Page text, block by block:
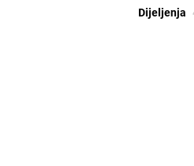
Dijeljenja